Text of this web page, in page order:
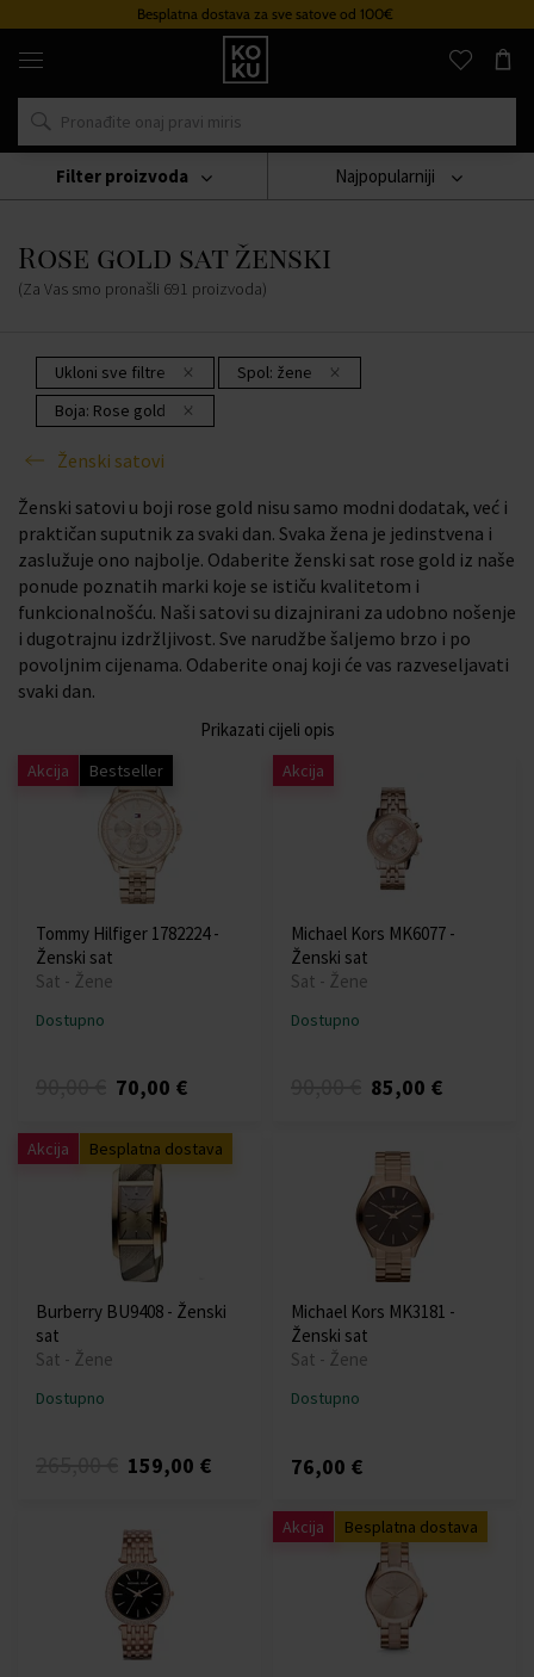
Besplatna dostava za sve satove od 100€
Originalni
parfemi
satovi
na
mjestu
Sat
Ženski Satovi Rose Gold Sat Ženski
Rose gold sat ženski
(Za Vas smo pronašli 691 proizvoda)
Najpopularniji
Ukloni sve filtre Spol: žene
Boja: Rose gold
Ženski satovi
Filter proizvoda
Ženski satovi u boji rose gold nisu samo modni dodatak, već i
praktičan suputnik za svaki dan. Svaka žena je jedinstvena i
zaslužuje ono najbolje. Odaberite ženski sat rose gold iz naše
ponude poznatih marki koje se ističu kvalitetom i
funkcionalnošću. Naši satovi su dizajnirani za udobno nošenje
i dugotrajnu izdržljivost. Sve narudžbe šaljemo brzo i po
povoljnim cijenama. Odaberite onaj koji će vas razveseljavati
svaki dan.
Prikazati cijeli opis
Akcija Bestseller
Tommy Hilfiger 1782224 -
Ženski sat
Sat - Žene
Dostupno
70,00 €
Akcija
Michael Kors MK6077 -
Ženski sat
Sat - Žene
Dostupno
85,00 €
Akcija Besplatna dostava
Burberry BU9408 - Ženski
sat
Sat - Žene
Dostupno
159,00 €
Michael Kors MK3181 -
Ženski sat
Sat - Žene
Dostupno
76,00 €
Akcija Besplatna dostava